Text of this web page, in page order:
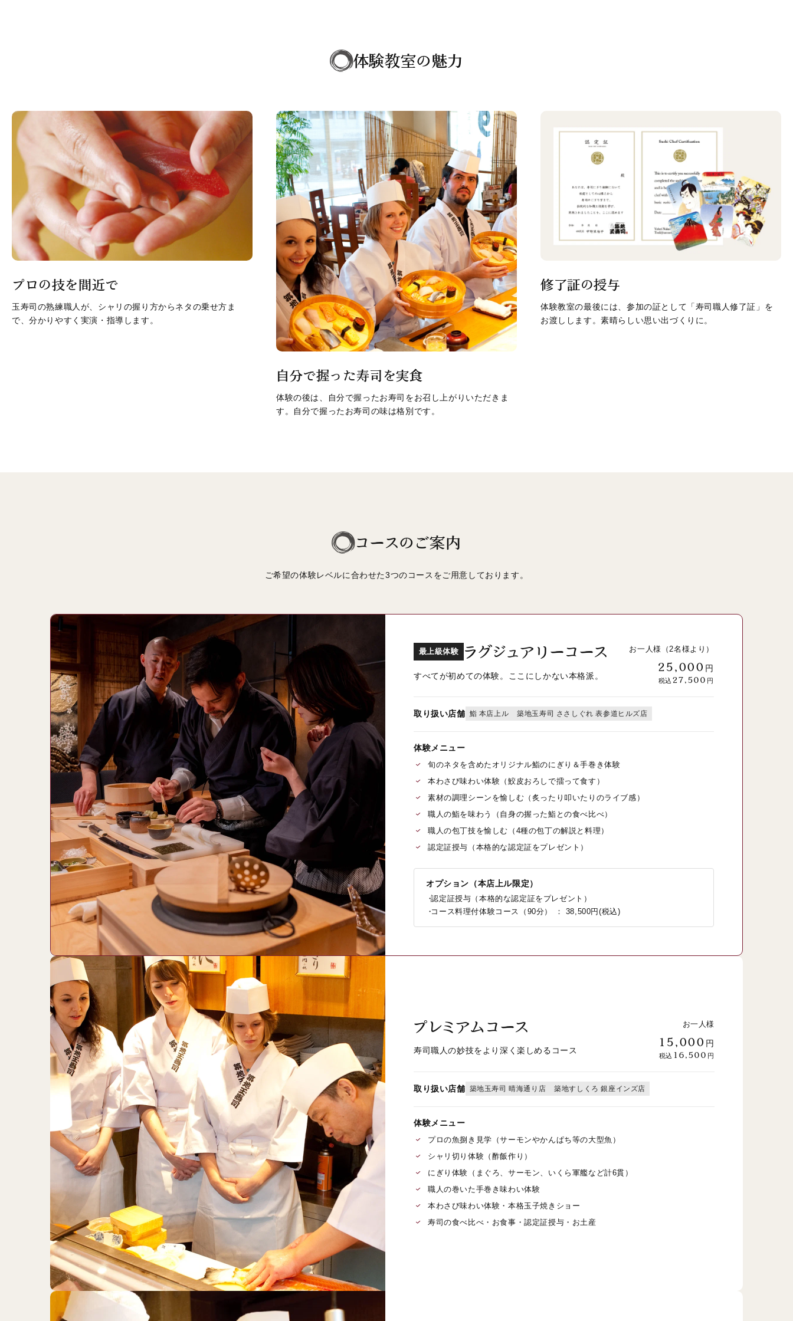
体験教室の魅力
プロの技を間近で
玉寿司の熟練職人が、シャリの握り方からネタの乗せ方ま
で、分かりやすく実演・指導します。
自分で握った寿司を実食
体験の後は、自分で握ったお寿司をお召し上がりいただきま
す。自分で握ったお寿司の味は格別です。
修了証の授与
体験教室の最後には、参加の証として「寿司職人修了証」を
お渡しします。素晴らしい思い出づくりに。
コースのご案内
ご希望の体験レベルに合わせた3つのコースをご用意しております。
最上級体験 ラグジュアリーコース
すべてが初めての体験。ここにしかない本格派。
お一人様（2名様より）
25,000 円
税込 27,500 円
取り扱い店舗 鮨 本店上ル 築地玉寿司 ささしぐれ 表参道ヒルズ店
体験メニュー
旬のネタを含めたオリジナル鮨のにぎり＆手巻き体験
本わさび味わい体験（鮫皮おろしで擂って食す）
素材の調理シーンを愉しむ（炙ったり叩いたりのライブ感）
職人の鮨を味わう（自身の握った鮨との食べ比べ）
職人の包丁技を愉しむ（4種の包丁の解説と料理）
認定証授与（本格的な認定証をプレゼント）
オプション（本店上ル限定）
認定証授与（本格的な認定証をプレゼント）
コース料理付体験コース（90分） ： 38,500円(税込)
プレミアムコース
寿司職人の妙技をより深く楽しめるコース
お一人様
15,000 円
税込 16,500 円
取り扱い店舗 築地玉寿司 晴海通り店 築地すしくろ 銀座インズ店
体験メニュー
プロの魚捌き見学（サーモンやかんぱち等の大型魚）
シャリ切り体験（酢飯作り）
にぎり体験（まぐろ、サーモン、いくら軍艦など計6貫）
職人の巻いた手巻き味わい体験
本わさび味わい体験・本格玉子焼きショー
寿司の食べ比べ・お食事・認定証授与・お土産